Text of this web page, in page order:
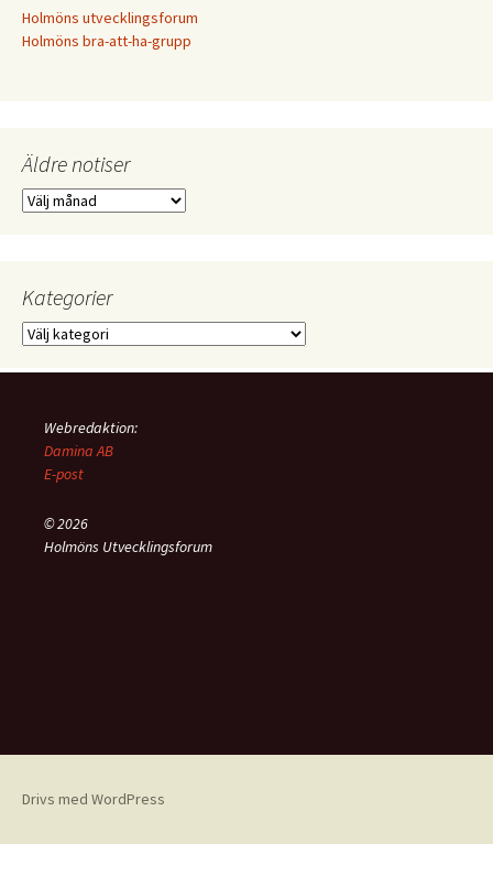
Holmöns utvecklingsforum
Holmöns bra-att-ha-grupp
Äldre notiser
Äldre
Kategorier
Kategorier
Webredaktion:
Damina AB
E-post
© 2026
Holmöns Utvecklingsforum
Drivs med WordPress